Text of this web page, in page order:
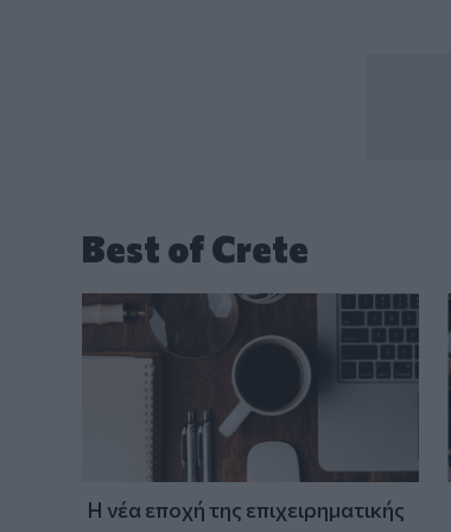
Best of Crete
Η νέα εποχή της επιχειρηματικής